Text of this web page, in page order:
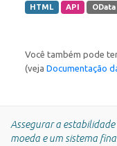
HTML API OData
Você também pode
(veja Documentação
Assegurar a
moeda e um sistema